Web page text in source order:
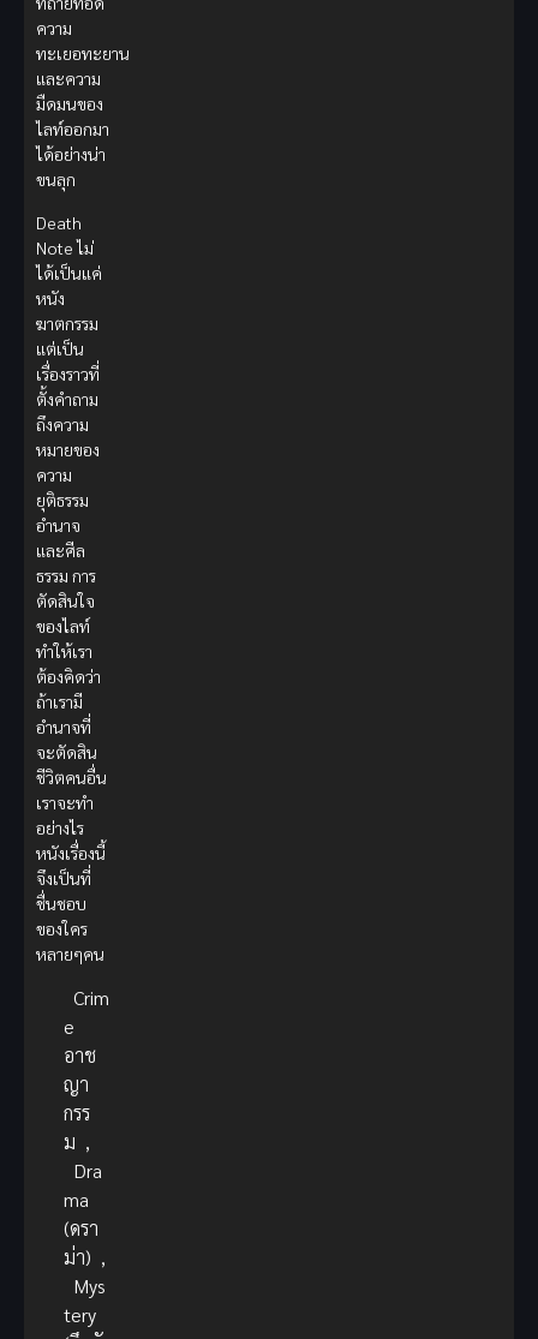
ความ
ทะเยอทะยาน
และความ
มืดมนของ
ไลท์ออกมา
ได้อย่างน่า
ขนลุก
Death
Note ไม่
ได้เป็นแค่
หนัง
ฆาตกรรม
แต่เป็น
เรื่องราวที่
ตั้งคำถาม
ถึงความ
หมายของ
ความ
ยุติธรรม
อำนาจ
และศีล
ธรรม การ
ตัดสินใจ
ของไลท์
ทำให้เรา
ต้องคิดว่า
ถ้าเรามี
อำนาจที่
จะตัดสิน
ชีวิตคนอื่น
เราจะทำ
อย่างไร
หนังเรื่องนี้
จึงเป็นที่
ชื่นชอบ
ของใคร
หลายๆคน
Crim
e
อาช
ญา
กรร
ม ,
Dra
ma
(ดรา
ม่า) ,
Mys
tery